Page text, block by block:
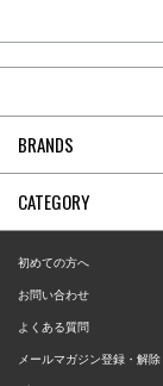
BRANDS
CATEGORY
初めての方へ
お問い合わせ
よくある質問
メールマガジン登録・解除